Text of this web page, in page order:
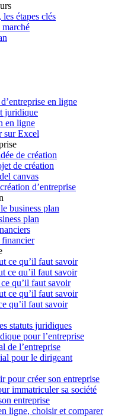
étapes clés
marché
en ligne
juridique
en ligne
sur Excel
de création
de création
canvas
d’entreprise
business plan
plan
ce qu’il faut savoir
ce qu’il faut savoir
qu’il faut savoir
ce qu’il faut savoir
qu’il faut savoir
statuts juridiques
pour l’entreprise
de l’entreprise
pour le dirigeant
pour créer son entreprise
immatriculer sa société
entreprise
ligne, choisir et comparer